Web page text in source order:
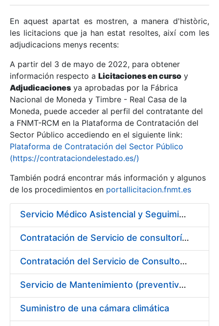
Mostra/Amaga
Mostra/Amaga
Mostra/Amaga
En aquest apartat es mostren, a manera d'històric,
les licitacions que ja han estat resoltes, així com les
adjudicacions menys recents:
A partir del 3 de mayo de 2022, para obtener
información respecto a Licitaciones en curso y
Adjudicaciones ya aprobadas por la Fábrica
Nacional de Moneda y Timbre - Real Casa de la
Moneda, puede acceder al perfil del contratante del
a FNMT-RCM en la Plataforma de Contratación del
Sector Público accediendo en el siguiente link:
Plataforma de Contratación del Sector Público
(https://contrataciondelestado.es/)
También podrá encontrar más información y algunos
de los procedimientos en portallicitacion.fnmt.es
Servicio Médico Asistencial y Seguimiento del Absentismo Laboral
Contratación de Servicio de consultoría para implantación por fases de un sistema de gestión del ciclo de vida de las aplicaciones en el área de desarrollo de CERES (Fase 1).
Contratación del Servicio de Consultoría para la Definición de la Arquitectura Empresarial de la FNMT-RCM
Servicio de Mantenimiento (preventivo, correctivo y legal) de los Aparatos Elevadores de la Fábrica Nacional de Moneda y Timbre-Real Casa de la Moneda, en Madrid.
Suministro de una cámara climática